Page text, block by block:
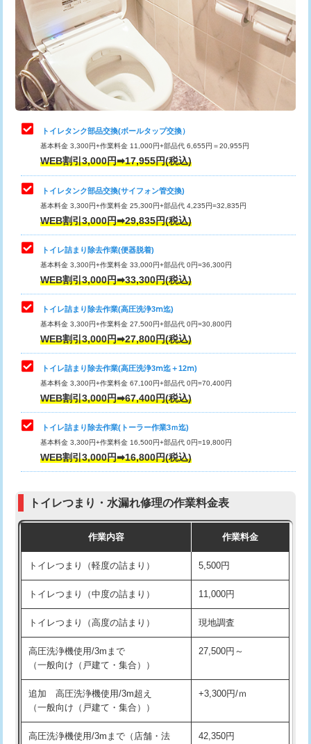
トイレタンク部品交換(ボールタップ交換）
基本料金 3,300円+作業料金 11,000円+部品代 6,655円＝20,955円
WEB割引3,000円➡17,955円(税込)
トイレタンク部品交換(サイフォン管交換)
基本料金 3,300円+作業料金 25,300円+部品代 4,235円=32,835円
WEB割引3,000円➡29,835円(税込)
トイレ詰まり除去作業(便器脱着)
基本料金 3,300円+作業料金 33,000円+部品代 0円=36,300円
WEB割引3,000円➡33,300円(税込)
トイレ詰まり除去作業(高圧洗浄3ⅿ迄)
基本料金 3,300円+作業料金 27,500円+部品代 0円=30,800円
WEB割引3,000円➡27,800円(税込)
トイレ詰まり除去作業(高圧洗浄3ⅿ迄＋12ⅿ)
基本料金 3,300円+作業料金 67,100円+部品代 0円=70,400円
WEB割引3,000円➡67,400円(税込)
トイレ詰まり除去作業(トーラー作業3ｍ迄)
基本料金 3,300円+作業料金 16,500円+部品代 0円=19,800円
WEB割引3,000円➡16,800円(税込)
トイレつまり・水漏れ修理の作業料金表
作業内容 作業料金
トイレつまり（軽度の詰まり） 5,500円
トイレつまり（中度の詰まり） 11,000円
トイレつまり（高度の詰まり） 現地調査
高圧洗浄機使用/3mまで
（一般向け（戸建て・集合））
27,500円～
追加 高圧洗浄機使用/3m超え
（一般向け（戸建て・集合））
+3,300円/ｍ
高圧洗浄機使用/3mまで（店舗・法
42,350円